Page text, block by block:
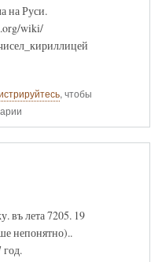
на Руси.
wiki/
, чтобы
въ лета 7205. 19
непонятно)..
год.